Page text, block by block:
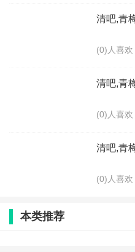
清吧,青
(0)人喜欢
清吧,青
(0)人喜欢
清吧,青
(0)人喜欢
本类推荐